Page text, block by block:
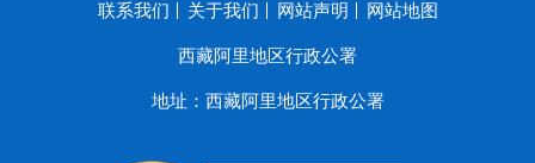
联系我们 关于我们 网站声明 网站地图
西藏阿里地区行政公署
地址：西藏阿里地区行政公署